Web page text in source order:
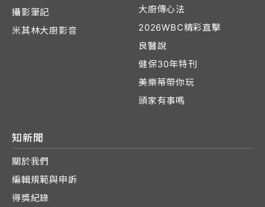
攝影筆記
米其林大廚影音
大廚傳心法
2026WBC精彩直擊
良醫說
健保30年特刊
美樂蒂帶你玩
頭家有事嗎
知新聞
關於我們
編輯規範與申訴
得獎紀錄